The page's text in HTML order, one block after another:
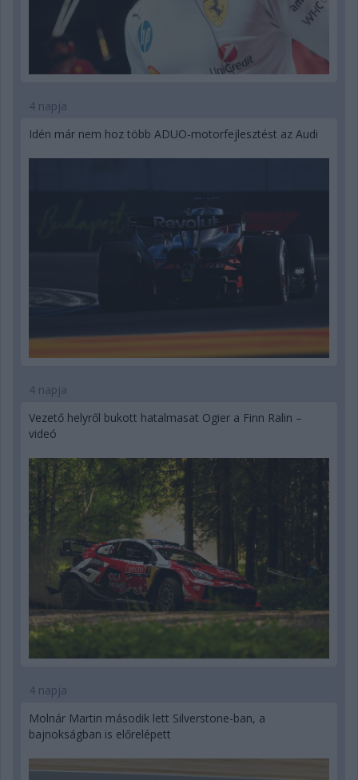
4 napja
Idén már nem hoz több ADUO-motorfejlesztést az Audi
4 napja
Vezető helyről bukott hatalmasat Ogier a Finn Ralin –
videó
4 napja
Molnár Martin második lett Silverstone-ban, a
bajnokságban is előrelépett